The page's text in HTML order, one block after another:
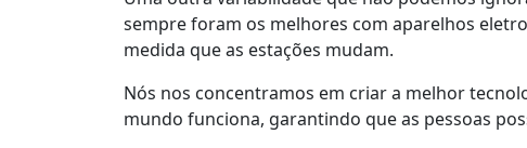
sempre foram os melhores com aparelhos
medida que as estações mudam.
Nós nos concentramos em criar a melhor
mundo funciona, garantindo que as pessoas